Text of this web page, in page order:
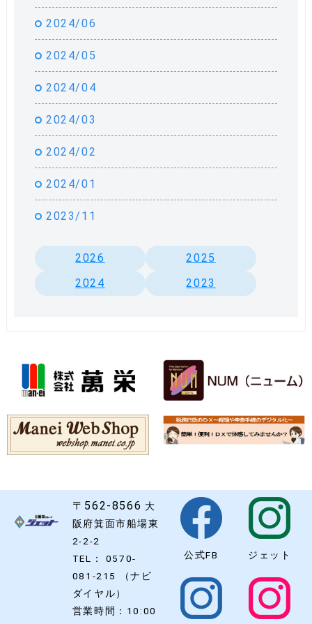
2024/06
2024/05
2024/04
2024/03
2024/02
2024/01
2023/11
2026
2025
2024
2023
〒562-8566 大
阪府箕面市船場東
2-2-2
TEL： 0570-
081-215 （ナビ
ダイヤル）
営業時間：10:00
公式FB ジェット